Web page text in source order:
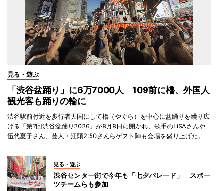
見る・遊ぶ
「渋谷盆踊り」に6万7000人 109前に櫓、外国人
観光客も踊りの輪に
渋谷駅前付近を歩行者天国にして櫓（やぐら）を中心に盆踊りを繰り広
げる「第7回渋谷盆踊り2026」が8月8日に開かれ、歌手のLiSAさんや
伍代夏子さん、芸人・江頭2:50さんらゲスト陣も会場を盛り上げた。
見る・遊ぶ
渋谷センター街で今年も「七夕パレード」 スポー
ツチームらも参加